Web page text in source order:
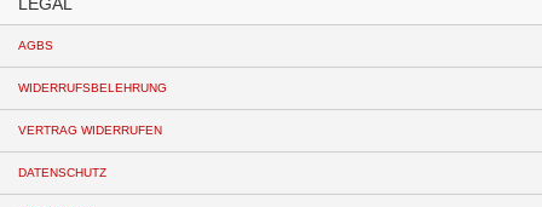
AGBS
WIDERRUFSBELEHRUNG
VERTRAG WIDERRUFEN
DATENSCHUTZ